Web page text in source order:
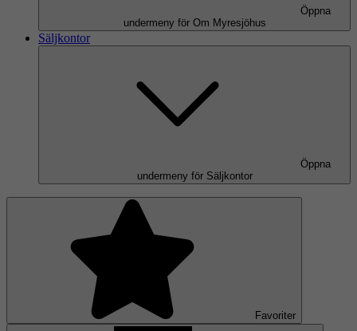
Öppna
undermeny för Om Myresjöhus
Säljkontor
Öppna
undermeny för Säljkontor
Favoriter